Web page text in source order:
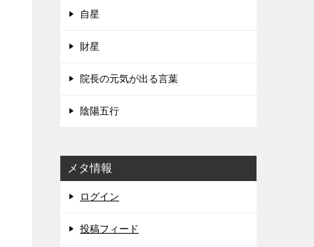
自星
財星
院長の元気が出る言葉
陰陽五行
メタ情報
ログイン
投稿フィード